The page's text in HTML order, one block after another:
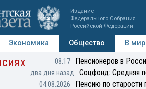
Издание
Федерального Собрания
Российской Федерации
Экономика Общество В
Персоны Мнения Регионы
08:17 Пенсионеров в
два дня назад Соцфонд: Средняя
04.08.2026 Пенсию по старости